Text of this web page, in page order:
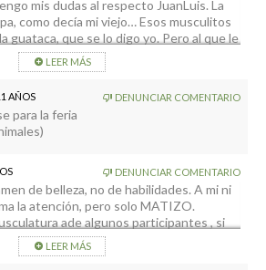
mis dudas al respecto JuanLuis. La
como decía mi viejo… Esos musculitos
guataca, que se lo digo yo. Pero al que le
que no, que le ponga azuquita.
mayoría de los que asisten a ellos como
esencia y de fondo. Vanidad pura y
LEER MÁS
AÑOS DENUNCIAR COMENTARIO
para la feria
DENUNCIAR COMENTARIO
de belleza, no de habilidades. A mi ni
la atención, pero solo MATIZO.
ade algunos participantes , si
ponerla en duda, los trabajos
que usted sugiere son aptos para ellos.
LEER MÁS